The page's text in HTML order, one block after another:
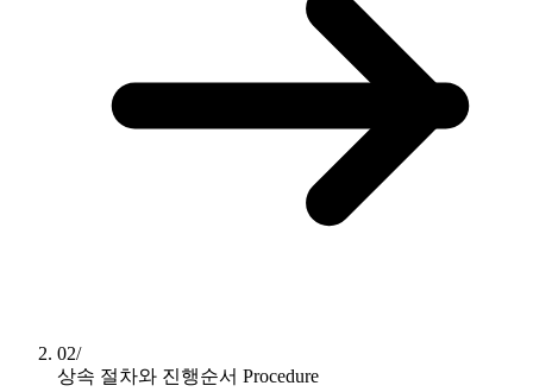
02/
상속 절차와 진행순서 Procedure